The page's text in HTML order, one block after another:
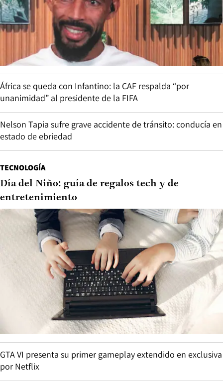
África se queda con Infantino: la CAF respalda “por
unanimidad” al presidente de la FIFA
Nelson Tapia sufre grave accidente de tránsito: conducía en
estado de ebriedad
TECNOLOGÍA
Día del Niño: guía de regalos tech y de
entretenimiento
GTA VI presenta su primer gameplay extendido en exclusiva
por Netflix